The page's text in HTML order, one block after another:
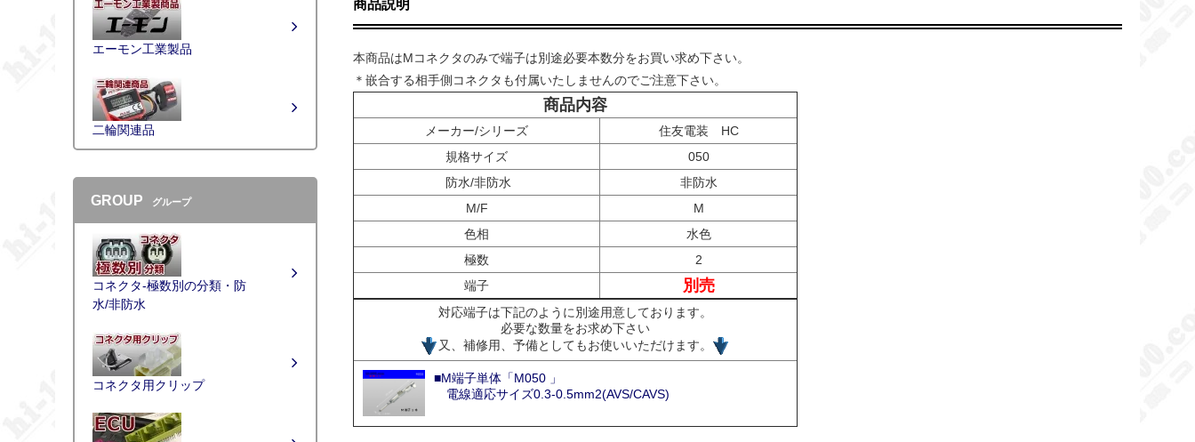
商品説明
本商品はMコネクタのみで端子は別途必要本数分をお買い求め下さい。
＊嵌合する相手側コネクタも付属いたしませんのでご注意下さい。
商品内容
メーカー/シリーズ
住友電装 HC
規格サイズ
050
防水/非防水
非防水
M/F
M
色相
水色
極数
2
端子
別売
対応端子は下記のように別途用意しております。
必要な数量をお求め下さい
又、補修用、予備としてもお使いいただけます。
■M端子単体「M050 」
電線適応サイズ0.3-0.5mm2(AVS/CAVS)
エーモン工業製品
二輪関連品
GROUP グループ
コネクタ-極数別の分類・防
水/非防水
コネクタ用クリップ